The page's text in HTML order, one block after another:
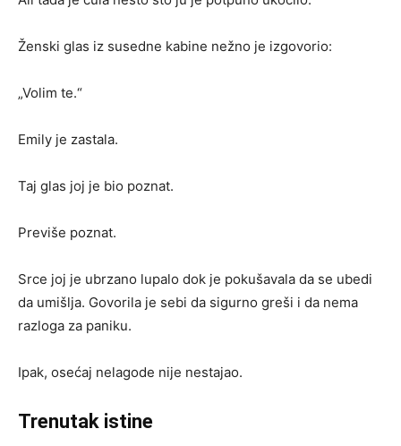
Ženski glas iz susedne kabine nežno je izgovorio:
„Volim te.“
Emily je zastala.
Taj glas joj je bio poznat.
Previše poznat.
Srce joj je ubrzano lupalo dok je pokušavala da se ubedi
da umišlja. Govorila je sebi da sigurno greši i da nema
razloga za paniku.
Ipak, osećaj nelagode nije nestajao.
Trenutak istine